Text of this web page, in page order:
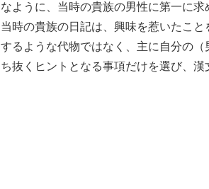
なように、当時の貴族の男性に第一に求
当時の貴族の日記は、興味を惹いたこ
するような代物ではなく、主に自分の
ち抜くヒントとなる事項だけを選び、漢